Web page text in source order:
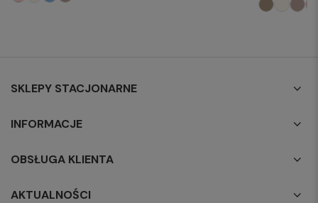
SKLEPY STACJONARNE
INFORMACJE
OBSŁUGA KLIENTA
AKTUALNOŚCI